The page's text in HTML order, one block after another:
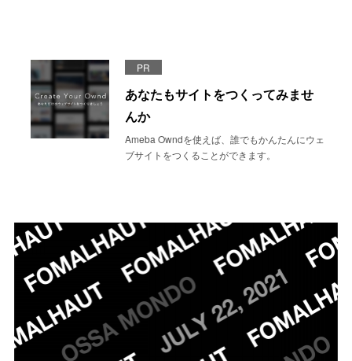
PR
あなたもサイトをつくってみませ
んか
Ameba Owndを使えば、誰でもかんたんにウェ
ブサイトをつくることができます。